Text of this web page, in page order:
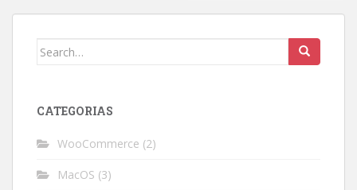
Search
CATEGORIAS
WooCommerce (2)
MacOS (3)